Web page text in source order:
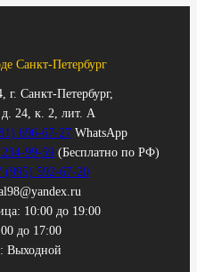
Санкт-Петербург
г. Санкт-Петербург,
24, к. 2, лит. А
696-67-27WhatsApp
99-59 (Бесплатно по РФ)
(995) 592-67-20
10:00 до 19:00
до 17:00
Выходной